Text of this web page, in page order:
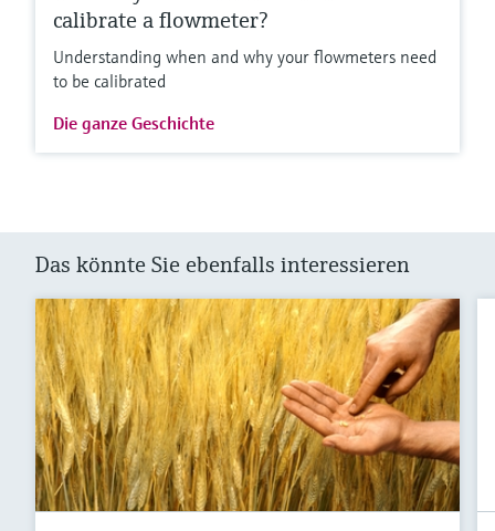
calibrate a flowmeter?
Understanding when and why your flowmeters need
to be calibrated
Die ganze Geschichte
Das könnte Sie ebenfalls interessieren